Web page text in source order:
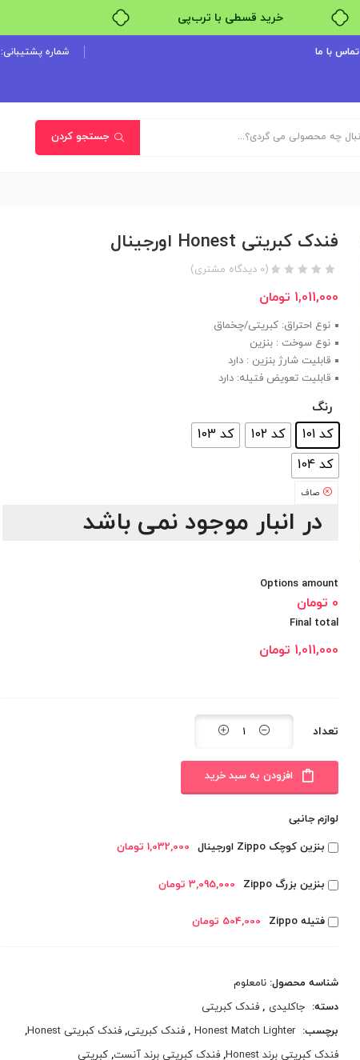
خرید قسطی با ترب‌پی
تماس با ما شماره پشتیبانی: 09191076332
جستجو کردن
فندک کبریتی Honest اورجینال
(
0 دیدگاه مشتری)
1,011,000 تومان
نوع احتراق: کبریتی/چخماق
نوع سوخت : بنزین
قابلیت شارژ بنزین : دارد
قابلیت تعویض فتیله: دارد
رنگ
کد 101 کد 102
کد 103
کد 104
صاف
در انبار موجود نمی باشد
Options amount
0 تومان
Final total
1,011,000 تومان
تعداد
افزودن به سبد خرید
لوازم جانبی
بنزین کوچک Zippo اورجینال
1,032,000 تومان
بنزین بزرگ Zippo 3,095,000 تومان
فتیله Zippo 504,000 تومان
شناسه محصول: نامعلوم
دسته: جاکلیدی , فندک کبریتی
برچسب: Honest Match Lighter
, فندک کبریتی, فندک کبریتی Honest
,
فندک کبریتی برند Honest
, فندک کبریتی برند آنست, کبریتی